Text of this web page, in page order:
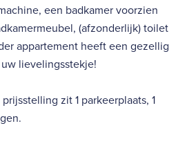
een badkamer voorzien
(afzonderlijk) toilet
appartement heeft een gezellig
lievelingsstekje!
zit 1 parkeerplaats, 1